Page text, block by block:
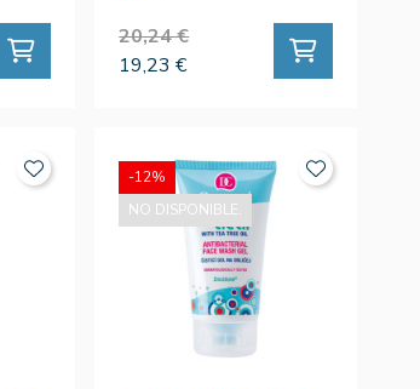
20,24 €
19,23 €
-12%
NO DISPONIBLE.